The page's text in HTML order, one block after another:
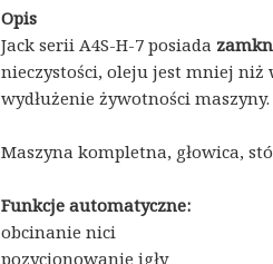
Opis
Jack serii A4S-H-7 posiada
nieczystości, oleju jest mniej niż
wydłużenie żywotności maszyny.
Maszyna kompletna, głowica,
Funkcje automatyczne:
obcinanie nici
pozycjonowanie igły